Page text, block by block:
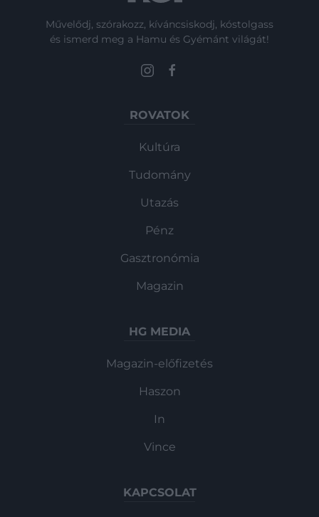
Művelődj, szórakozz, kíváncsiskodj, kóstolgass
és ismerd meg a Hamu és Gyémánt világát!
ROVATOK
Kultúra
Tudomány
Utazás
Pénz
Gasztronómia
Magazin
HG MEDIA
Magazin-előfizetés
Haszon
In
Vince
KAPCSOLAT